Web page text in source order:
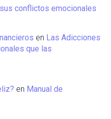
conflictos emocionales
en Las Adicciones
que las
en Manual de